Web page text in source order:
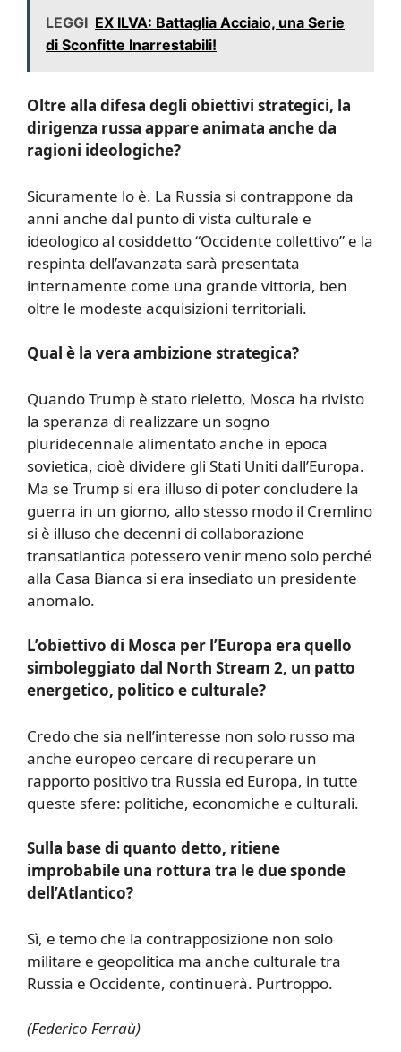
LEGGI EX ILVA: Battaglia Acciaio, una Serie
di Sconfitte Inarrestabili!
Oltre alla difesa degli obiettivi strategici, la
dirigenza russa appare animata anche da
ragioni ideologiche?
Sicuramente lo è. La Russia si contrappone da
anni anche dal punto di vista culturale e
ideologico al cosiddetto “Occidente collettivo” e la
respinta dell’avanzata sarà presentata
internamente come una grande vittoria, ben
oltre le modeste acquisizioni territoriali.
Qual è la vera ambizione strategica?
Quando Trump è stato rieletto, Mosca ha rivisto
la speranza di realizzare un sogno
pluridecennale alimentato anche in epoca
sovietica, cioè dividere gli Stati Uniti dall’Europa.
Ma se Trump si era illuso di poter concludere la
guerra in un giorno, allo stesso modo il Cremlino
si è illuso che decenni di collaborazione
transatlantica potessero venir meno solo perché
alla Casa Bianca si era insediato un presidente
anomalo.
L’obiettivo di Mosca per l’Europa era quello
simboleggiato dal North Stream 2, un patto
energetico, politico e culturale?
Credo che sia nell’interesse non solo russo ma
anche europeo cercare di recuperare un
rapporto positivo tra Russia ed Europa, in tutte
queste sfere: politiche, economiche e culturali.
Sulla base di quanto detto, ritiene
improbabile una rottura tra le due sponde
dell’Atlantico?
Sì, e temo che la contrapposizione non solo
militare e geopolitica ma anche culturale tra
Russia e Occidente, continuerà. Purtroppo.
(Federico Ferraù)